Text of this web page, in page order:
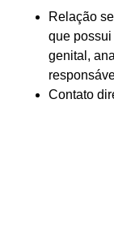
Relação
que
genital,
Contato